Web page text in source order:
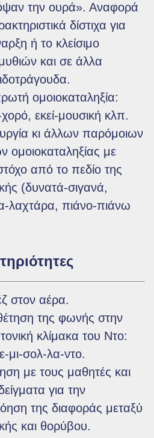
την ουρά». Αναφορά
δίστιχα για
ή το κλείσιμο
και σε άλλα
ομοιοκαταληξία:
χορό, εκεί-μουσική κλπ.
κι άλλων παρόμοιων
ομοιοκαταληξίας με
από το πεδίο της
(δυνατά-σιγανά,
λαχτάρα, πιάνο-πιάνω
στον αέρα.
της φωνής στην
κλίμακα του Ντο:
μι-σολ-λα-ντο.
με τους μαθητές και
για την
της διαφοράς μεταξύ
και θορύβου.